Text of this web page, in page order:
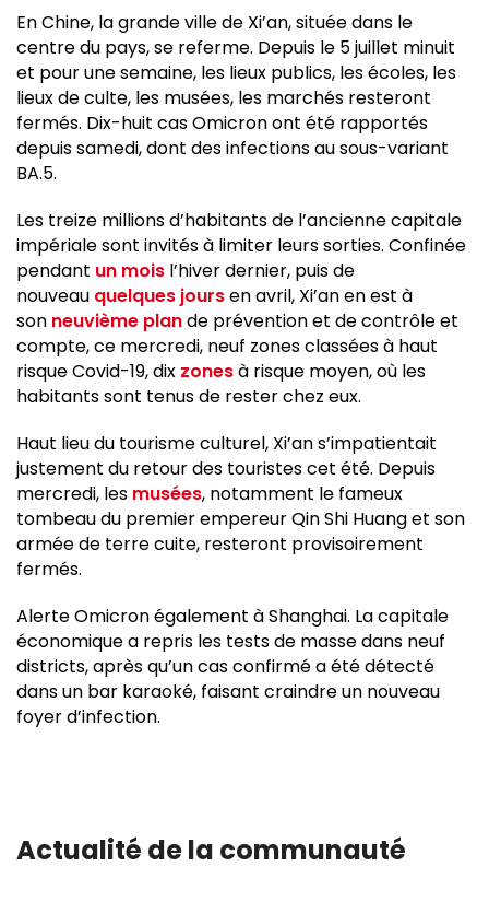
En Chine, la grande ville de Xi’an, située dans le
centre du pays, se referme. Depuis le 5 juillet minuit
et pour une semaine, les lieux publics, les écoles, les
lieux de culte, les musées, les marchés resteront
fermés. Dix-huit cas Omicron ont été rapportés
depuis samedi, dont des infections au sous-variant
BA.5.
Les treize millions d’habitants de l’ancienne capitale
impériale sont invités à limiter leurs sorties. Confinée
pendant un mois l’hiver dernier, puis de
nouveau quelques joursen avril, Xi’an en est à
son neuvième plande prévention et de contrôle et
compte, ce mercredi, neuf zones classées à haut
risque Covid-19, dix zonesà risque moyen, où les
habitants sont tenus de rester chez eux.
Haut lieu du tourisme culturel, Xi’an s’impatientait
justement du retour des touristes cet été. Depuis
mercredi, les musées, notamment le fameux
tombeau du premier empereur Qin Shi Huang et son
armée de terre cuite, resteront provisoirement
fermés.
Alerte Omicron également à Shanghai. La capitale
économique a repris les tests de masse dans neuf
districts, après qu’un cas confirmé a été détecté
dans un bar karaoké, faisant craindre un nouveau
foyer d’infection.
Actualité de la communauté